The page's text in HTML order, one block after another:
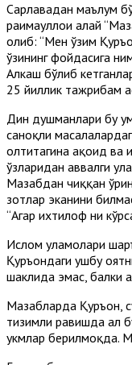
Сарлавҳадан маълум
раҳимаҳуллоҳи алайҳ
олиб: “Мен ўзим
ўзининг фойдасига
Алкаш бўлиб
25 йиллик тажрибам
Дин душманлари бу
саноқли
олтитагина ақоид ва
ўзларидан аввалги
Мазҳабдан чиққан
зотлар эканини
“Агар ихтилоф ни
Ислом уламолари
Қуръондаги ушбу
шаклида эмас, балки
Мазҳабларда Қуръон,
тизимли равишда ҳал
ҳукмлар берилмоқда.